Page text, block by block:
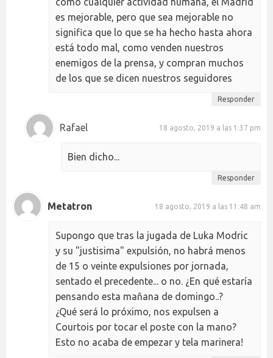
es mejorable, pero que sea mejorable no
significa que lo que se ha hecho hasta ahora
está todo mal, como venden nuestros
enemigos de la prensa, y compran muchos
de los que se dicen nuestros seguidores
Responder
Rafael 18 agosto, 2019 a las 1:37 pm
Bien dicho...
Responder
Metatron 18 agosto, 2019 a las 11:48 am
Supongo que tras la jugada de Luka Modric
y su "justisima" expulsión, no habrá menos
de 15 o veinte expulsiones por jornada,
sentado el precedente... o no. ¿En qué estaría
pensando esta mañana de domingo..?
¿Qué será lo próximo, nos expulsen a
Courtois por tocar el poste con la mano?
Esto no acaba de empezar y tela marinera!